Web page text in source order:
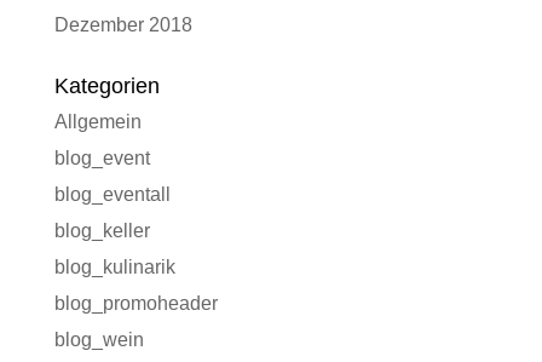
Dezember 2018
Kategorien
Allgemein
blog_event
blog_eventall
blog_keller
blog_kulinarik
blog_promoheader
blog_wein